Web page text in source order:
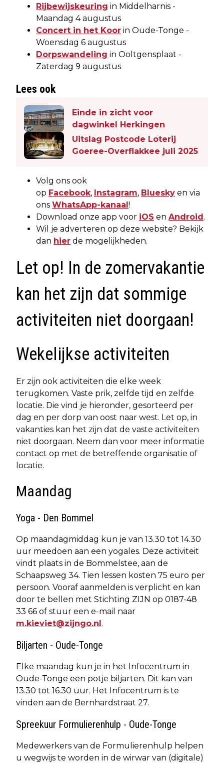
Rijbewijskeuring in Middelharnis -
Maandag 4 augustus
Concert in het Koor in Oude-Tonge -
Woensdag 6 augustus
Dorpswandeling in Ooltgensplaat -
Zaterdag 9 augustus
Lees ook
Einde in zicht voor
dagwinkel Herkingen
Uitslag Postcode Loterij
Goeree-Overflakkee juli 2025
Volg ons ook
op Facebook, Instagram, Bluesky en via
ons WhatsApp-kanaal!
Download onze app voor iOS en Android.
Wil je adverteren op deze website? Bekijk
dan hier de mogelijkheden.
Let op! In de zomervakantie
kan het zijn dat sommige
activiteiten niet doorgaan!
Wekelijkse activiteiten
Er zijn ook activiteiten die elke week
terugkomen. Vaste prik, zelfde tijd en zelfde
locatie. Die vind je hieronder, gesorteerd per
dag en per dorp van oost naar west. Let op, in
vakanties kan het zijn dat de vaste activiteiten
niet doorgaan. Neem dan voor meer informatie
contact op met de betreffende organisatie of
locatie.
Maandag
Yoga - Den Bommel
Op maandagmiddag kun je van 13.30 tot 14.30
uur meedoen aan een yogales. Deze activiteit
vindt plaats in de Bommelstee, aan de
Schaapsweg 34. Tien lessen kosten 75 euro per
persoon. Vooraf aanmelden is verplicht en kan
door te bellen met Stichting ZIJN op 0187-48
33 66 of stuur een e-mail naar
m.kieviet@zijngo.nl.
Biljarten - Oude-Tonge
Elke maandag kun je in het Infocentrum in
Oude-Tonge een potje biljarten. Dit kan van
13.30 tot 16.30 uur. Het Infocentrum is te
vinden aan de Bernhardstraat 27.
Spreekuur Formulierenhulp - Oude-Tonge
Medewerkers van de Formulierenhulp helpen
u wegwijs te worden in de wirwar van (digitale)